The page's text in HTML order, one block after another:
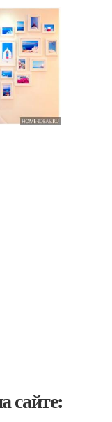
сайте: